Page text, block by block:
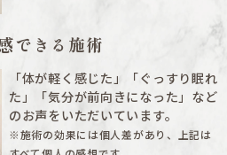
できる 施術
「体が軽く感じた」「ぐっすり眠れ
た」「気分が前向きになった」など
のお声をいただいています。
※施術の効果には個人差があり、上記は